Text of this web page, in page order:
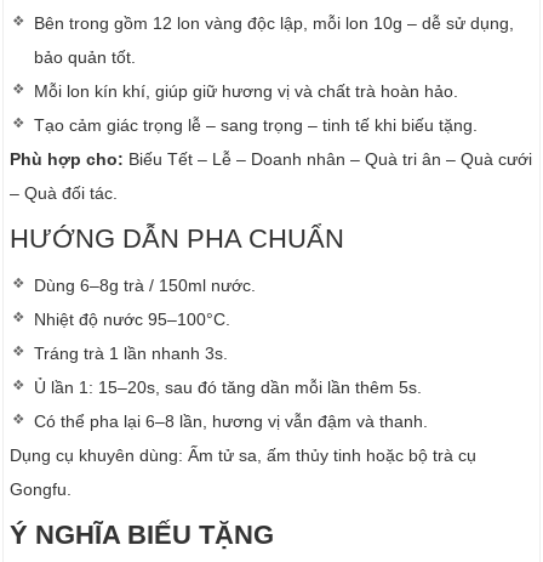
Bên trong gồm 12 lon vàng độc lập, mỗi lon 10g – dễ sử dụng,
bảo quản tốt.
Mỗi lon kín khí, giúp giữ hương vị và chất trà hoàn hảo.
Tạo cảm giác trọng lễ – sang trọng – tinh tế khi biếu tặng.
Phù hợp cho: Biếu Tết – Lễ – Doanh nhân – Quà tri ân – Quà cưới
– Quà đối tác.
HƯỚNG DẪN PHA CHUẨN
Dùng 6–8g trà / 150ml nước.
Nhiệt độ nước 95–100°C.
Tráng trà 1 lần nhanh 3s.
Ủ lần 1: 15–20s, sau đó tăng dần mỗi lần thêm 5s.
Có thể pha lại 6–8 lần, hương vị vẫn đậm và thanh.
Dụng cụ khuyên dùng: Ấm tử sa, ấm thủy tinh hoặc bộ trà cụ
Gongfu.
Ý NGHĨA BIẾU TẶNG